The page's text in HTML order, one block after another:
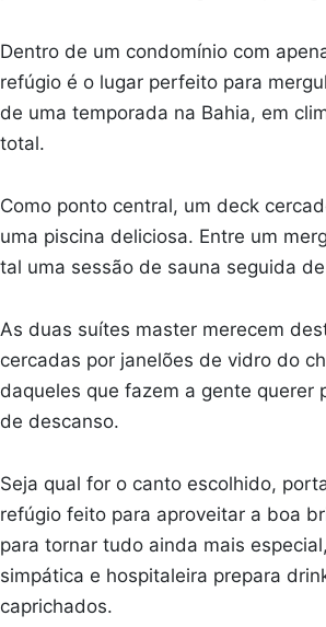
Dentro de um condomínio com
refúgio é o lugar perfeito para
de uma temporada na Bahia, em
total.
Como ponto central, um deck
uma piscina deliciosa. Entre um
tal uma sessão de sauna seguida
As duas suítes master merecem
cercadas por janelões de vidro do
daqueles que fazem a gente querer
de descanso.
Seja qual for o canto escolhido,
refúgio feito para aproveitar a boa
para tornar tudo ainda mais
simpática e hospitaleira prepara
caprichados.